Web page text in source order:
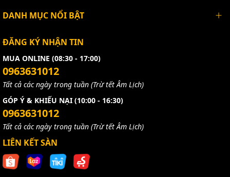
DANH MỤC NỔI BẬT
ĐĂNG KÝ NHẬN TIN
MUA ONLINE (08:30 - 17:00)
0963631012
Tất cả các ngày trong tuần (Trừ tết Âm Lịch)
GÓP Ý & KHIẾU NẠI (10:00 - 16:30)
0963631012
Tất cả các ngày trong tuần (Trừ tết Âm Lịch)
LIÊN KẾT SÀN